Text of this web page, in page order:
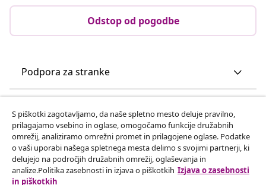
Odstop od pogodbe
Podpora za stranke
vidaXL
Odkrijte več
S piškotki zagotavljamo, da naše spletno mesto deluje pravilno,
prilagajamo vsebino in oglase, omogočamo funkcije družabnih
omrežij, analiziramo omrežni promet in prilagojene oglase. Podatke
o vaši uporabi našega spletnega mesta delimo s svojimi partnerji, ki
delujejo na področjih družabnih omrežij, oglaševanja in
analize.Politika zasebnosti in izjava o piškotkih Izjava o zasebnosti
in piškotkih